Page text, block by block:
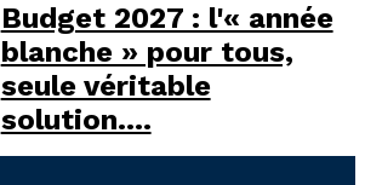
Budget 2027 : l'« année
blanche » pour tous,
seule véritable
solution....